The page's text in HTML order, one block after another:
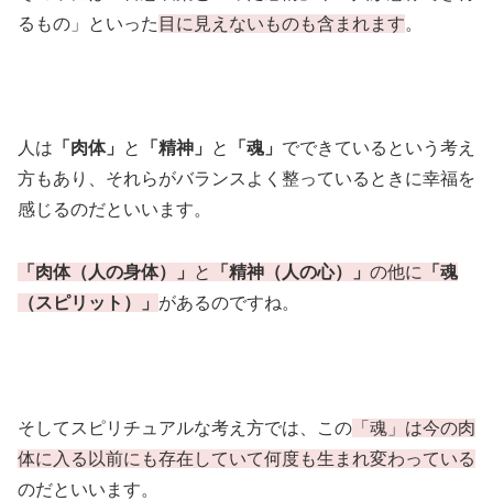
るもの」といった 目に見えないものも含まれます。
人は 「肉体」 と 「精神」 と 「魂」 でできているという考え
方もあり、それらがバランスよく整っているときに幸福を
感じるのだといいます。
「肉体（人の身体）」 と 「精神（人の心）」 の他に
「魂
（スピリット）」 があるのですね。
そしてスピリチュアルな考え方では、この 「魂」は今の肉
体に入る以前にも存在していて何度も生まれ変わっている
のだといいます。